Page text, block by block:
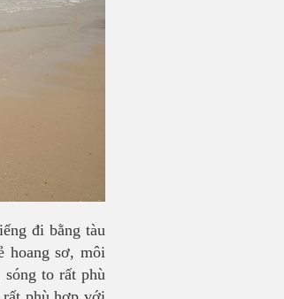
đi bằng tàu
hoang sơ, môi
to rất phù